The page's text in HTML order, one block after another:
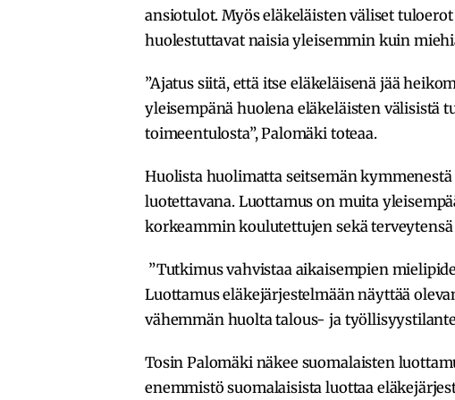
ansiotulot. Myös eläkeläisten väliset
huolestuttavat naisia yleisemmin kuin
”Ajatus siitä, että itse eläkeläisenä jää
yleisempänä huolena eläkeläisten välisistä
toimeentulosta”, Palomäki toteaa.
Huolista huolimatta seitsemän
luotettavana. Luottamus on muita
korkeammin koulutettujen sekä
”Tutkimus vahvistaa aikaisempien
Luottamus eläkejärjestelmään näyttää
vähemmän huolta talous- ja
Tosin Palomäki näkee suomalaisten
enemmistö suomalaisista luottaa